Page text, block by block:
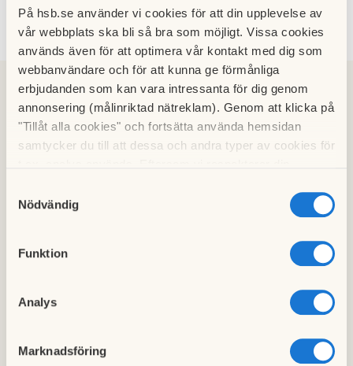
På hsb.se använder vi cookies för att din upplevelse av
vår webbplats ska bli så bra som möjligt. Vissa cookies
används även för att optimera vår kontakt med dig som
webbanvändare och för att kunna ge förmånliga
erbjudanden som kan vara intressanta för dig genom
annonsering (målinriktad nätreklam). Genom att klicka på
"Tillåt alla cookies" och fortsätta använda hemsidan
samtycker du till att dessa och andra typer av cookies för
cookies och välja att endast tillåta ett urval.
Nödvändig
Funktion
Analys
Marknadsföring
Kontakt
Magdalena Torell
Mäklare, Magnusson Mäkleri
magdalena@magnussonmakleri.se
Mäklare, Magnusson Mäkleri
elin@magnussonmakleri.se